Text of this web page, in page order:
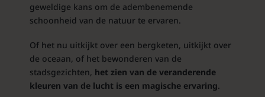
geweldige kans om de adembenemende
schoonheid van de natuur te ervaren.
Of het nu uitkijkt over een bergketen, uitkijkt over
de oceaan, of het bewonderen van de
stadsgezichten, het zien van de veranderende
kleuren van de lucht is een magische ervaring.